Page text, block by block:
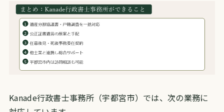
Kanade行政書士事務所（宇都宮市）では、次の業務に